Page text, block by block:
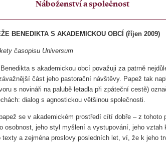
Náboženství a společnost
BENEDIKTA S AKADEMICKOU OBCÍ (říjen 2009)
časopisu Universum
s akademickou obcí považuji za patrně
část jeho pastorační návštěvy. Papež tak
s novináři na palubě letadla při zpáteční cestě)
dialog s agnostickou většinou společnosti.
se v akademickém prostředí cítí dobře – z tohoto
osobnost, jeho styl myšlení a vystupování, jeho vztah
texty a zejména proslovy posledních let, ví, že k jeho